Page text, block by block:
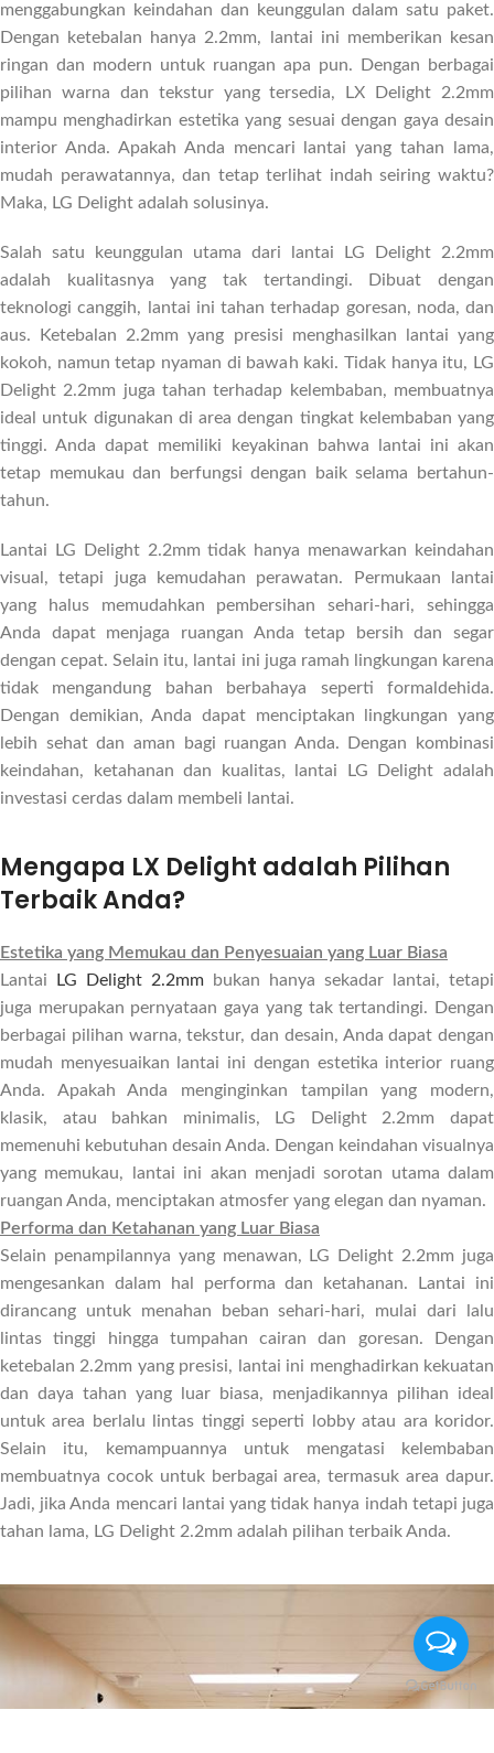
menggabungkan keindahan dan keunggulan dalam satu paket.
Dengan ketebalan hanya 2.2mm, lantai ini memberikan kesan
ringan dan modern untuk ruangan apa pun. Dengan berbagai
pilihan warna dan tekstur yang tersedia, LX Delight 2.2mm
mampu menghadirkan estetika yang sesuai dengan gaya desain
interior Anda. Apakah Anda mencari lantai yang tahan lama,
mudah perawatannya, dan tetap terlihat indah seiring waktu?
Maka, LG Delight adalah solusinya.
Salah satu keunggulan utama dari lantai LG Delight 2.2mm
adalah kualitasnya yang tak tertandingi. Dibuat dengan
teknologi canggih, lantai ini tahan terhadap goresan, noda, dan
aus. Ketebalan 2.2mm yang presisi menghasilkan lantai yang
kokoh, namun tetap nyaman di bawah kaki. Tidak hanya itu, LG
Delight 2.2mm juga tahan terhadap kelembaban, membuatnya
ideal untuk digunakan di area dengan tingkat kelembaban yang
tinggi. Anda dapat memiliki keyakinan bahwa lantai ini akan
tetap memukau dan berfungsi dengan baik selama bertahun-
tahun.
Lantai LG Delight 2.2mm tidak hanya menawarkan keindahan
visual, tetapi juga kemudahan perawatan. Permukaan lantai
yang halus memudahkan pembersihan sehari-hari, sehingga
Anda dapat menjaga ruangan Anda tetap bersih dan segar
dengan cepat. Selain itu, lantai ini juga ramah lingkungan karena
tidak mengandung bahan berbahaya seperti formaldehida.
Dengan demikian, Anda dapat menciptakan lingkungan yang
lebih sehat dan aman bagi ruangan Anda. Dengan kombinasi
keindahan, ketahanan dan kualitas, lantai LG Delight adalah
investasi cerdas dalam membeli lantai.
Mengapa LX Delight adalah Pilihan
Terbaik Anda?
Estetika yang Memukau dan Penyesuaian yang Luar Biasa
Lantai
LG Delight 2.2mm bukan hanya sekadar lantai, tetapi
juga merupakan pernyataan gaya yang tak tertandingi. Dengan
berbagai pilihan warna, tekstur, dan desain, Anda dapat dengan
mudah menyesuaikan lantai ini dengan estetika interior ruang
Anda. Apakah Anda menginginkan tampilan yang modern,
klasik, atau bahkan minimalis, LG Delight 2.2mm dapat
memenuhi kebutuhan desain Anda. Dengan keindahan visualnya
yang memukau, lantai ini akan menjadi sorotan utama dalam
ruangan Anda, menciptakan atmosfer yang elegan dan nyaman.
Performa dan Ketahanan yang Luar Biasa
Selain penampilannya yang menawan, LG Delight 2.2mm juga
mengesankan dalam hal performa dan ketahanan. Lantai ini
dirancang untuk menahan beban sehari-hari, mulai dari lalu
lintas tinggi hingga tumpahan cairan dan goresan. Dengan
ketebalan 2.2mm yang presisi, lantai ini menghadirkan kekuatan
dan daya tahan yang luar biasa, menjadikannya pilihan ideal
untuk area berlalu lintas tinggi seperti lobby atau ara koridor.
Selain itu, kemampuannya untuk mengatasi kelembaban
membuatnya cocok untuk berbagai area, termasuk area dapur.
Jadi, jika Anda mencari lantai yang tidak hanya indah tetapi juga
tahan lama, LG Delight 2.2mm adalah pilihan terbaik Anda.